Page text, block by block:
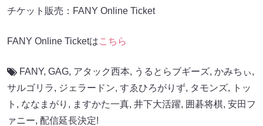
チケット販売：FANY Online Ticket
FANY Online Ticketはこちら
FANY, GAG, アタック西本, うるとらブギーズ, かみちぃ,
サルゴリラ, ジェラードン, すゑひろがりず, タモンズ,
トッ
ト , ななまがり , ますかた一真, 井下大活躍, 囲碁将棋, 安田フ
ァニー, 配信延長決定!